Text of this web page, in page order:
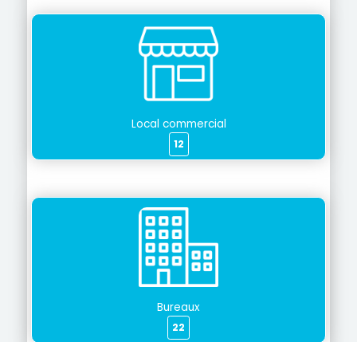
Local commercial
12
Bureaux
22